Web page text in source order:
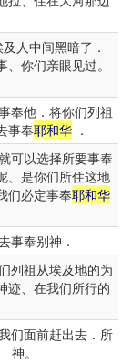
人中间黑暗了．
你们亲眼见过。
奉他．将你们列祖
事奉耶和华．
可以选择所要事奉
、是你们所住这地
们必定事奉耶和华
事奉别神．
列祖从埃及地的为
迹、在我们所行的
们面前赶出去．所
。